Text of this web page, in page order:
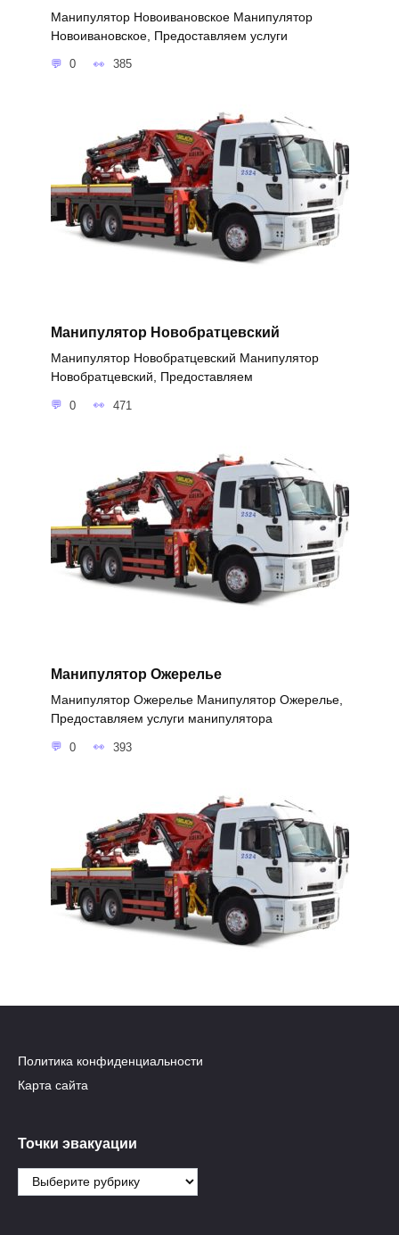
Манипулятор Новоивановское Манипулятор
Новоивановское, Предоставляем услуги
0 385
Манипулятор Новобратцевский
Манипулятор Новобратцевский Манипулятор
Новобратцевский, Предоставляем
0 471
Манипулятор Ожерелье
Манипулятор Ожерелье Манипулятор Ожерелье,
Предоставляем услуги манипулятора
0 393
Политика конфиденциальности
Карта сайта
Точки эвакуации
Точки
эвакуации